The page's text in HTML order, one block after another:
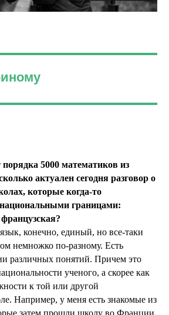
5000 математиков из
актуален сегодня разговор о
которые когда-то
национальными границами:
конечно, единый, но все-таки
немножко по-разному. Есть
различных понятий. Причем это
ученого, а скорее как
к той или другой
Например, у меня есть знакомые из